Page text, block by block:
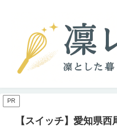
PR
【スイッチ】愛知県